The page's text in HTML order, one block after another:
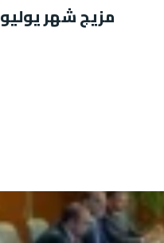
مزيج شهر يوليو 2026 الموسيقي